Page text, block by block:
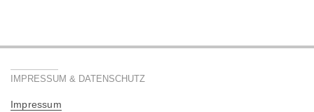
IMPRESSUM & DATENSCHUTZ
Impressum